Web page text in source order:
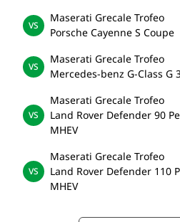
Maserati Grecale Trofeo
Porsche Cayenne S Coupe
Maserati Grecale Trofeo
Mercedes-benz G-Class G
Maserati Grecale Trofeo
Land Rover Defender 90
MHEV
Maserati Grecale Trofeo
Land Rover Defender 110
MHEV